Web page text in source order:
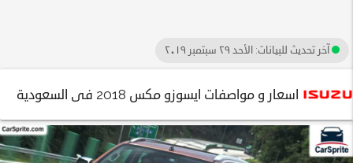
آخر تحديث للبيانات: الأحد ٢٩ سبتمبر ٢٠١٩
اسعار و مواصفات ايسوزو مكس 2018 فى السعودية